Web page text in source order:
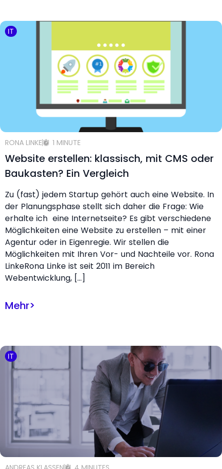
IT
RONA LINKE 1 MINUTE
Website erstellen: klassisch, mit CMS oder
Baukasten? Ein Vergleich
Zu (fast) jedem Startup gehört auch eine Website. In
der Planungsphase stellt sich daher die Frage: Wie
erhalte ich eine Internetseite? Es gibt verschiedene
Möglichkeiten eine Website zu erstellen – mit einer
Agentur oder in Eigenregie. Wir stellen die
Möglichkeiten mit Ihren Vor- und Nachteile vor. Rona
LinkeRona Linke ist seit 2011 im Bereich
Webentwicklung, […]
Mehr>
IT